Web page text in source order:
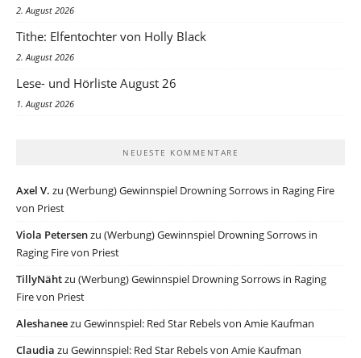
2. August 2026
Tithe: Elfentochter von Holly Black
2. August 2026
Lese- und Hörliste August 26
1. August 2026
NEUESTE KOMMENTARE
Axel V. zu (Werbung) Gewinnspiel Drowning Sorrows in Raging Fire
von Priest
Viola Petersenzu (Werbung) Gewinnspiel Drowning Sorrows in
Raging Fire von Priest
TillyNähtzu (Werbung) Gewinnspiel Drowning Sorrows in Raging
Fire von Priest
Aleshaneezu Gewinnspiel: Red Star Rebels von Amie Kaufman
Claudia zu Gewinnspiel: Red Star Rebels von Amie Kaufman